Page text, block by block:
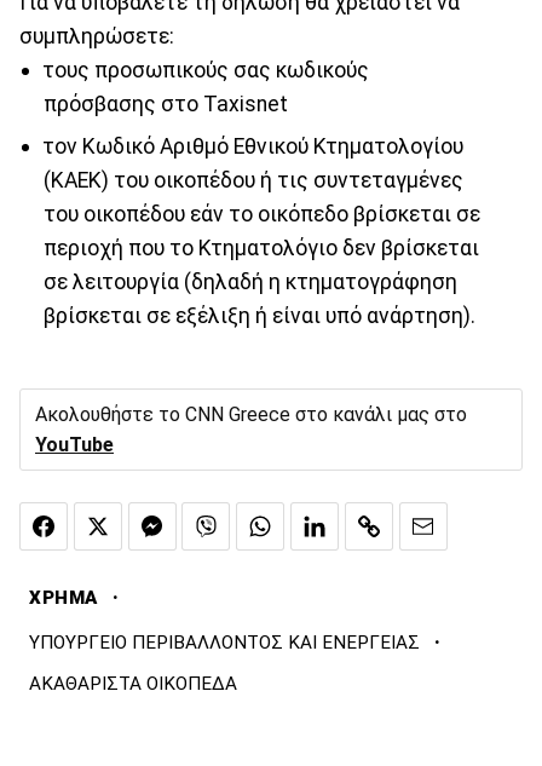
συμπληρώσετε:
τους προσωπικούς σας κωδικούς
πρόσβασης στο Taxisnet
τον Κωδικό Αριθμό Εθνικού Κτηματολογίου
(ΚΑΕΚ) του οικοπέδου ή τις συντεταγμένες
του οικοπέδου εάν το οικόπεδο βρίσκεται σε
περιοχή που το Κτηματολόγιο δεν βρίσκεται
σε λειτουργία (δηλαδή η κτηματογράφηση
βρίσκεται σε εξέλιξη ή είναι υπό ανάρτηση).
Ακολουθήστε το CNN Greece στο κανάλι μας στο
YouTube
ΧΡΗΜΑ ·
ΥΠΟΥΡΓΕΙΟ ΠΕΡΙΒΑΛΛΟΝΤΟΣ ΚΑΙ ΕΝΕΡΓΕΙΑΣ ·
ΑΚΑΘΑΡΙΣΤΑ ΟΙΚΟΠΕΔΑ